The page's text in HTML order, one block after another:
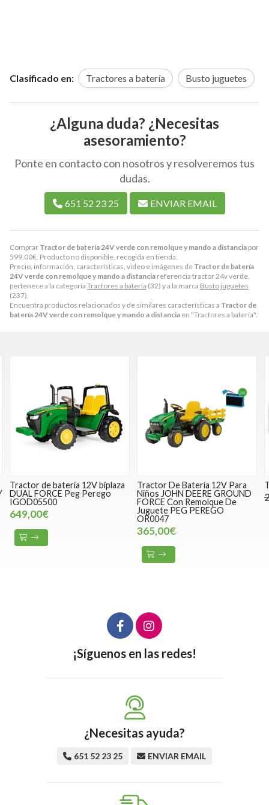
Comprar Tractor de batería 24V verde con remolque y mando a distancia por
599,00€. Producto no disponible, recogida en tienda.
Precio, información, características, video e imágenes de Tractor de batería
24V verde con remolque y mando a distancia referencia tractor 24v verde,
pertenece a la categoría Tractores a batería (32) y a la marca Busto juguetes
(237).
Encuentra productos relacionados y de similares características a Tractor de
batería 24V verde con remolque y mando a distancia en "Tractores a batería".
Clasificado en: Tractores a batería Busto juguetes
¿Alguna duda? ¿Necesitas
asesoramiento?
Ponte en contacto con nosotros y resolveremos tus
dudas.
651 52 23 25 ENVIAR EMAIL
Tractor De Batería 12V Para
Niños JOHN DEERE GROUND
FORCE Con Remolque De
Juguete PEG PEREGO
OR0047
365,00€
Tractor de batería 12v rojo
299,00€ 220,00€
¡Síguenos en las redes!
¿Necesitas ayuda?
651 52 23 25 ENVIAR EMAIL